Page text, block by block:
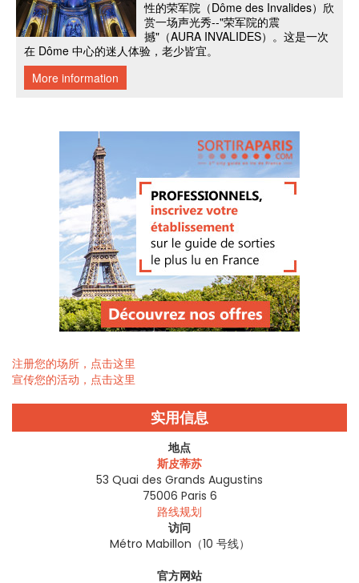
注册您的场所，点击这里
宣传您的活动，点击这里
实用信息
地点
斯皮蒂苏
53 Quai des Grands Augustins
75006 Paris 6
路线规划
访问
Métro Mabillon（10 号线）
官方网站